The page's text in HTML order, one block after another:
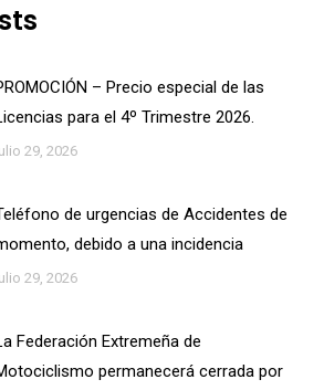
– Precio especial de las
para el 4º Trimestre 2026.
29, 2026
de urgencias de Accidentes de
debido a una incidencia
29, 2026
Federación Extremeña de
permanecerá cerrada por